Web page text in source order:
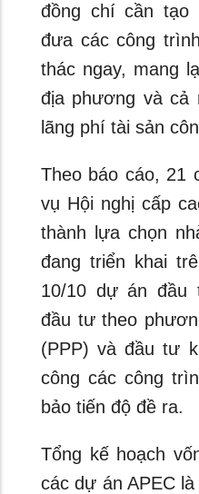
đồng chí cần tạo
đưa các công
thác ngay, mang
địa phương và cả
lãng phí tài sản
Theo báo cáo, 21
vụ Hội nghị cấp
thành lựa chọn
đang triển khai
10/10 dự án đầu
đầu tư theo
(PPP) và đầu tư
công các công
bảo tiến độ đề ra.
Tổng kế hoạch
các dự án APEC